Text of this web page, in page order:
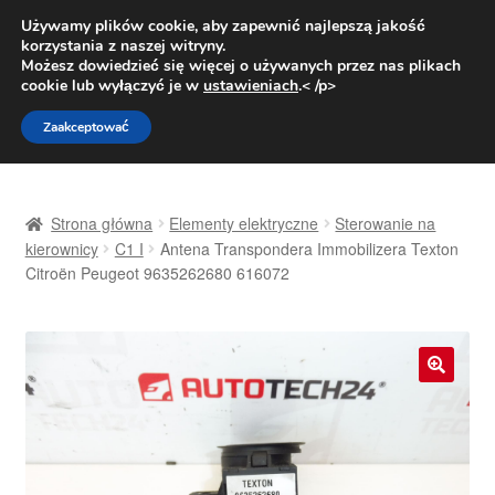
DOSTAWA od 31 zł
Pn.-pt. 9:00-16:00800 003 167
Przejdź
do
nawigacji
Przejdź
do
treści
Dostawa
Moje konto
Strona główna Elementy elektryczne
Sterowanie na
kierownicy
C1 I
Antena Transpondera Immobilizera Texton
Citroën Peugeot 9635262680 616072
Używamy plików cookie, aby zapewnić najlepszą jakość
korzystania z naszej witryny.
Możesz dowiedzieć się więcej o używanych przez nas plikach
cookie lub wyłączyć je w ustawieniach.< /p>
Zaakceptować